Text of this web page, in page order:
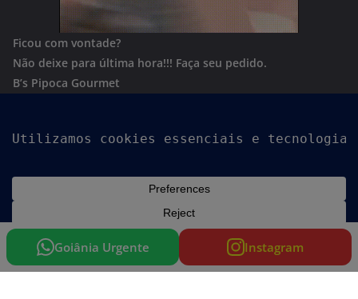
Ficou com vontade?
Não deixe para última hora!!! Faça seu pedido.
B’s Pipoca Gourmet
reservados.
Tema:ColorMagpor ThemeGrill. Powered byWordPress
Goiânia Urgente Instagram